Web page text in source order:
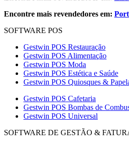
Encontre mais revendedores em:
SOFTWARE POS
Gestwin POS Restauração
Gestwin POS Alimentação
Gestwin POS Moda
Gestwin POS Estética e Saúde
Gestwin POS Quiosques &
Gestwin POS Cafetaria
Gestwin POS Bombas de
Gestwin POS Universal
SOFTWARE DE GESTÃO &